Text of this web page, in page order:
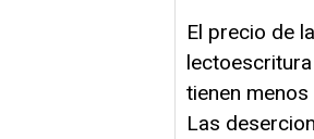
El precio de
tienen
Las